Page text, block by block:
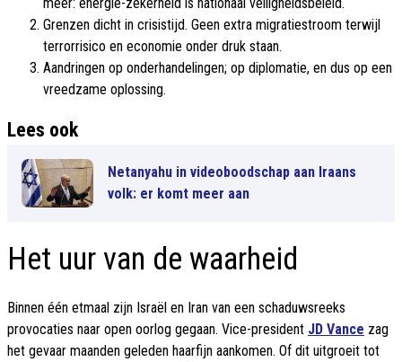
meer: energie-zekerheid is nationaal veiligheidsbeleid.
Grenzen dicht in crisistijd. Geen extra migratiestroom terwijl
terrorrisico en economie onder druk staan.
Aandringen op onderhandelingen; op diplomatie, en dus op een
vreedzame oplossing.
Lees ook
Netanyahu in videoboodschap aan Iraans
volk: er komt meer aan
Het uur van de waarheid
Binnen één etmaal zijn Israël en Iran van een schaduwsreeks
provocaties naar open oorlog gegaan. Vice-president JD Vance zag
het gevaar maanden geleden haarfijn aankomen. Of dit uitgroeit tot